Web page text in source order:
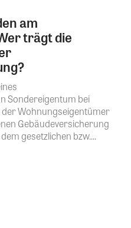
am
trägt die
Sondereigentum bei
Wohnungseigentümer
Gebäudeversicherung
gesetzlichen bzw....